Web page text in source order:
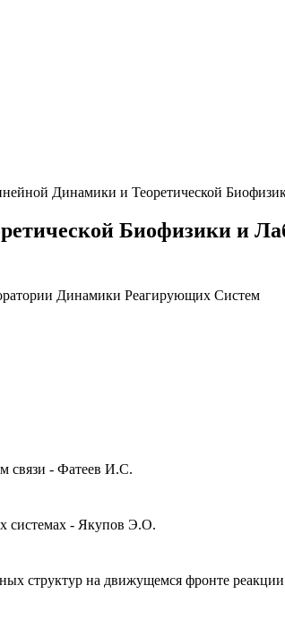
Динамики и Теоретической
Биофизики и
Динамики Реагирующих Систем
связи - Фатеев И.С.
системах - Якупов Э.О.
структур на движущемся фронте